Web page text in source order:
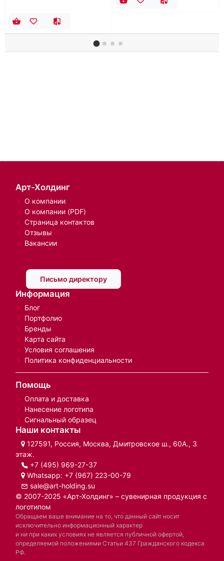
Арт-Холдинг
О компании
О компании (PDF)
Страница контактов
Отзывы
Вакансии
Письмо директору
Информация
Блог
Портфолио
Бренды
Карта сайта
Условия соглашения
Политика конфиденциальности
Помощь
Оплата и доставка
Нанесение логотипа
Сигнальный образец
Наши контакты
127591, Россия, Москва, Дмитровское ш., 60А., 3
этаж.
+7 (495) 969-27-37
Whatsapp: +7 (967) 223-00-79
sale@art-holding.su
© 2007-2025 «Арт-Холдинг» – сувенирная продукция с
логотипом
Обращаем ваше внимание на то, что данный сайт носит
исключительно информационный характер
и ни при каких условиях не является публичной офертой,
определяемой положениями Статьи 437 Гражданского кодекса
РФ.